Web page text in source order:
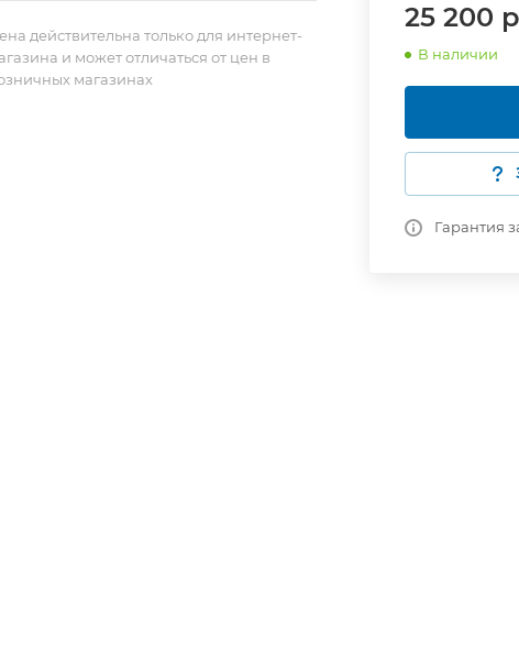
25 200
В наличии
Гарантия
действительна только для интернет-
и может отличаться от цен в
магазинах